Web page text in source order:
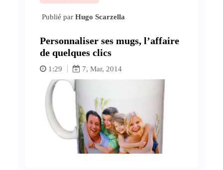
Publié par Hugo Scarzella
Personnaliser ses mugs, l’affaire
de quelques clics
1:29 7, Mar, 2014